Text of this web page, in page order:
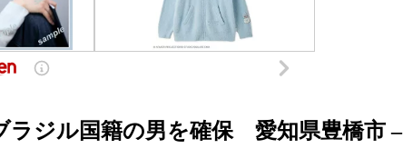
ジル国籍の男を確保 愛知県豊橋市 –